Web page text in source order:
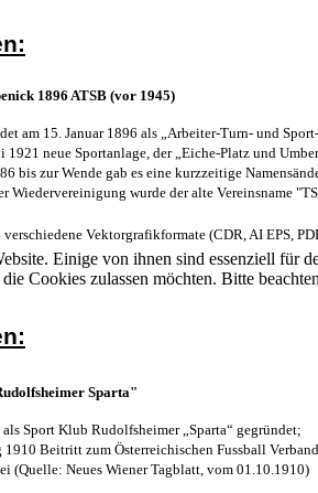
Einige von ihnen sind essenziell für
Cookies zulassen möchten. Bitte
1896 ATSB (vor 1945)
am 15. Januar 1896 als „Arbeiter-Turn- und
1921 neue Sportanlage, der „Eiche-Platz und
bis zur Wende gab es eine kurzzeitige
Wiedervereinigung wurde der alte Vereinsname
Vektorgrafikformate (CDR, AI EPS,
Sparta"
als Sport Klub Rudolfsheimer „Sparta“ gegründet;
1910 Beitritt zum Österreichischen Fussball
(Quelle: Neues Wiener Tagblatt, vom 01.10.1910)